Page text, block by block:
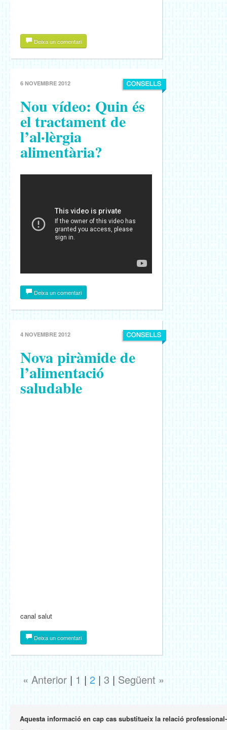
Deixa un comentari
6 NOVEMBRE 2012
Nou vídeo: Quin és
el tractament de
l’al·lèrgia
alimentària?
Deixa un comentari
4 NOVEMBRE 2012
Nova piràmide de
l’alimentació
saludable
canal salut
Deixa un comentari
« Anterior | 1 | 2 | 3 | Següent »
Aquesta informació en cap cas substitueix la relació